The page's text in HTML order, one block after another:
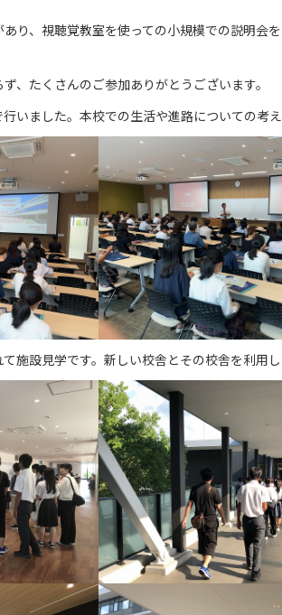
り、視聴覚教室を使っての小規模での説明会
、たくさんのご参加ありがとうございます。
いました。本校での生活や進路についての考
施設見学です。新しい校舎とその校舎を利用